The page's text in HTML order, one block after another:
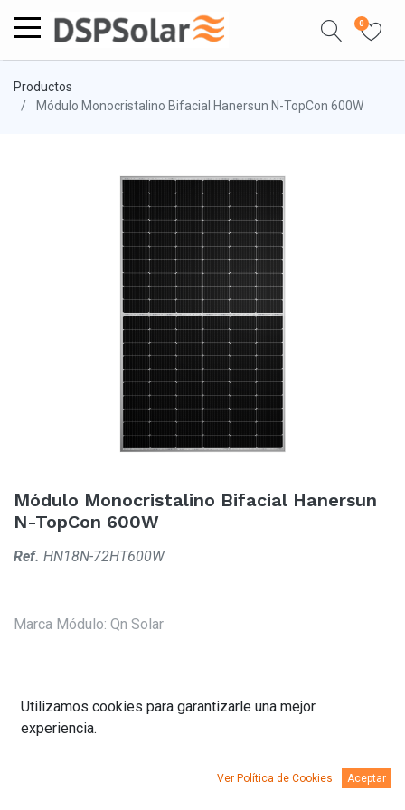
0
Productos
Módulo Monocristalino Bifacial Hanersun N-TopCon 600W
Módulo Monocristalino Bifacial Hanersun
N-TopCon 600W
Ref. HN18N-72HT600W
Marca Módulo: Qn Solar
Documentación
Utilizamos cookies para garantizarle una mejor
experiencia.
Ver Política de Cookies Aceptar